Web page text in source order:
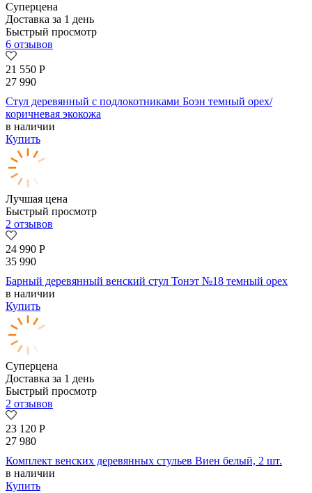
Суперцена
Доставка за 1 день
Быстрый просмотр
6 отзывов
21 550 Р
27 990
Стул деревянный с подлокотниками Боэн темный орех/
коричневая экокожа
в наличии
Купить
Лучшая цена
Быстрый просмотр
2 отзывов
24 990 Р
35 990
Барный деревянный венский стул Тонэт №18 темный орех
в наличии
Купить
Суперцена
Доставка за 1 день
Быстрый просмотр
2 отзывов
23 120 Р
27 980
Комплект венских деревянных стульев Виен белый, 2 шт.
в наличии
Купить